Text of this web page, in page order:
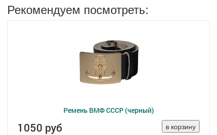
Рекомендуем посмотреть:
Ремень ВМФ СССР (черный)
1050 руб